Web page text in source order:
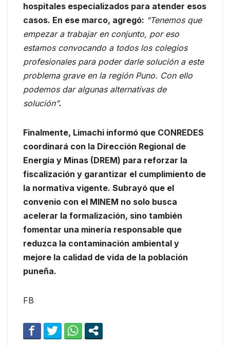
hospitales especializados para atender esos
casos. En ese marco, agregó: “Tenemos que
empezar a trabajar en conjunto, por eso
estamos convocando a todos los colegios
profesionales para poder darle solución a este
problema grave en la región Puno. Con ello
podemos dar algunas alternativas de
solución”.
Finalmente, Limachi informó que CONREDES
coordinará con la Dirección Regional de
Energía y Minas (DREM) para reforzar la
fiscalización y garantizar el cumplimiento de
la normativa vigente. Subrayó que el
convenio con el MINEM no solo busca
acelerar la formalización, sino también
fomentar una minería responsable que
reduzca la contaminación ambiental y
mejore la calidad de vida de la población
puneña.
FB